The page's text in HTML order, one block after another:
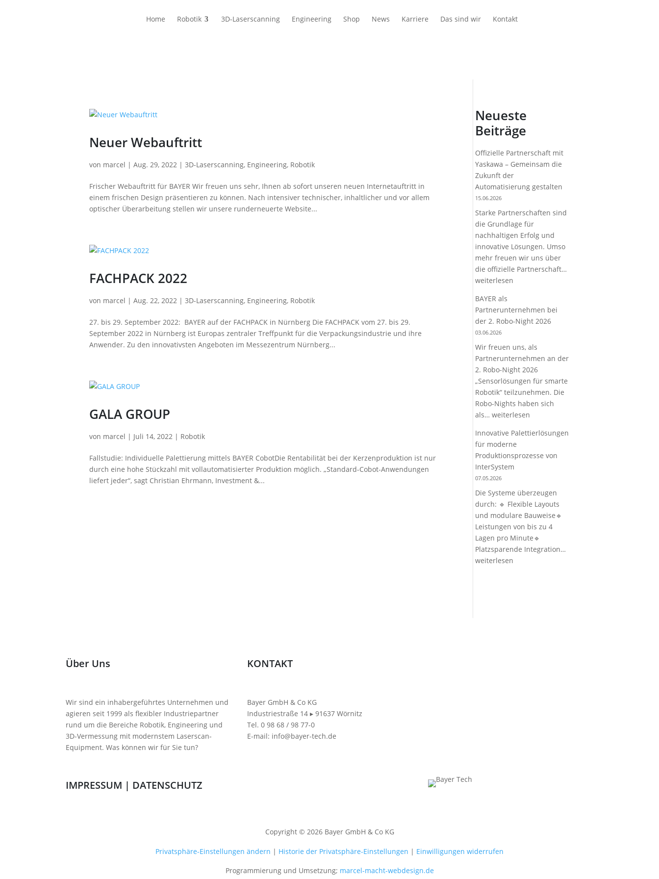
Home Robotik 3D-Laserscanning Engineering Shop News Karriere Das sind wir Kontakt
Neuer Webauftritt
von marcel |Aug. 29, 2022 |3D-Laserscanning, Engineering, Robotik
Frischer Webauftritt für BAYER Wir freuen uns sehr, Ihnen ab sofort unseren neuen Internetauftritt in
einem frischen Design präsentieren zu können. Nach intensiver technischer, inhaltlicher und vor allem
optischer Überarbeitung stellen wir unsere runderneuerte Website...
FACHPACK 2022
von marcel |Aug. 22, 2022 |3D-Laserscanning, Engineering, Robotik
27. bis 29. September 2022: BAYER auf der FACHPACK in Nürnberg Die FACHPACK vom 27. bis 29.
September 2022 in Nürnberg ist Europas zentraler Treffpunkt für die Verpackungsindustrie und ihre
Anwender. Zu den innovativsten Angeboten im Messezentrum Nürnberg...
GALA GROUP
von marcel | Juli 14, 2022 | Robotik
Fallstudie: Individuelle Palettierung mittels BAYER CobotDie Rentabilität bei der Kerzenproduktion ist nur
durch eine hohe Stückzahl mit vollautomatisierter Produktion möglich. „Standard-Cobot-Anwendungen
liefert jeder“, sagt Christian Ehrmann, Investment &...
Neueste
Beiträge
Offizielle Partnerschaft mit
Yaskawa – Gemeinsam die
Zukunft der
Automatisierung gestalten
15.06.2026
Starke Partnerschaften sind
die Grundlage für
nachhaltigen Erfolg und
innovative Lösungen. Umso
mehr freuen wir uns über
die offizielle Partnerschaft…
der
weiterlesen
BAYER als
Partnerunternehmen bei
der 2. Robo-Night 2026
03.06.2026
Wir freuen uns, als
Partnerunternehmen an der
2. Robo-Night 2026
„Sensorlösungen für smarte
Robotik“ teilzunehmen. Die
Robo-Nights haben sich
als… BAYER
Partnerunternehmen
bei
der
2.
Robo-
Night
2026
weiterlesen
Innovative Palettierlösungen
für moderne
Produktionsprozesse von
InterSystem
07.05.2026
Die Systeme überzeugen
durch: 🔹 Flexible Layouts
und modulare Bauweise🔹
Leistungen von bis zu 4
Lagen pro Minute🔹
Platzsparende Integration…
weiterlesen
Über Uns
Wir sind ein inhabergeführtes Unternehmen und
agieren seit 1999 als flexibler Industriepartner
rund um die Bereiche Robotik, Engineering und
3D-Vermessung mit modernstem Laserscan-
Equipment. Was können wir für Sie tun?
KONTAKT
Bayer GmbH & Co KG
Industriestraße 14 ▸91637 Wörnitz
Tel. 0 98 68 / 98 77-0
E-mail: info@bayer-tech.de
IMPRESSUM | DATENSCHUTZ
Copyright © 2026 Bayer GmbH & Co KG
Privatsphäre-Einstellungen ändern | Historie der Privatsphäre-Einstellungen | Einwilligungen widerrufen
Programmierung und Umsetzung; marcel-macht-webdesign.de